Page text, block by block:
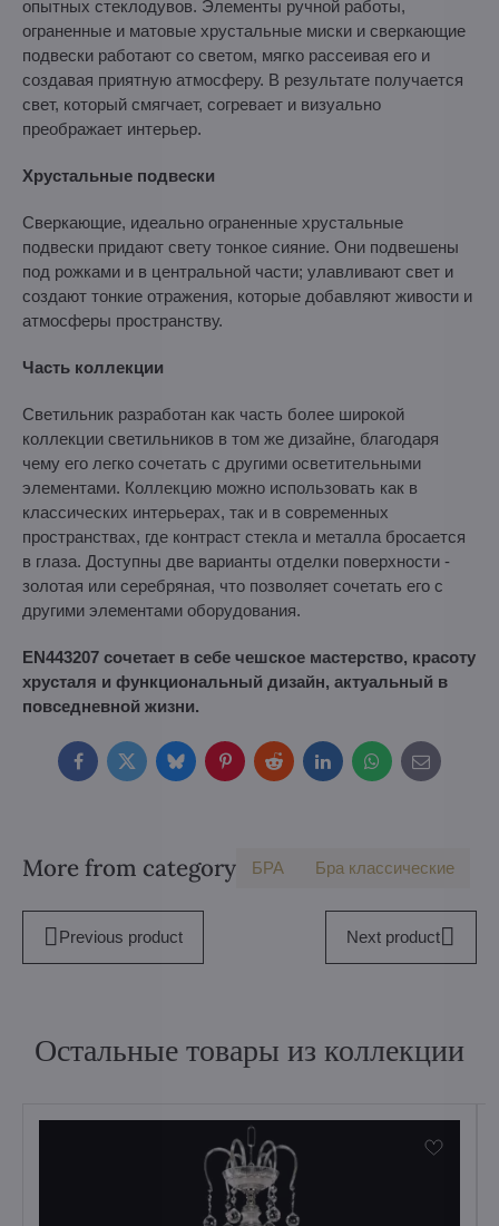
опытных стеклодувов. Элементы ручной работы,
ограненные и матовые хрустальные миски и сверкающие
подвески работают со светом, мягко рассеивая его и
создавая приятную атмосферу. В результате получается
свет, который смягчает, согревает и визуально
преображает интерьер.
Хрустальные подвески
Сверкающие, идеально ограненные хрустальные
подвески придают свету тонкое сияние. Они подвешены
под рожками и в центральной части; улавливают свет и
создают тонкие отражения, которые добавляют живости и
атмосферы пространству.
Часть коллекции
Светильник разработан как часть более широкой
коллекции светильников в том же дизайне, благодаря
чему его легко сочетать с другими осветительными
элементами. Коллекцию можно использовать как в
классических интерьерах, так и в современных
пространствах, где контраст стекла и металла бросается
в глаза. Доступны две варианты отделки поверхности -
золотая или серебряная, что позволяет сочетать его с
другими элементами оборудования.
EN443207 сочетает в себе чешское мастерство, красоту
хрусталя и функциональный дизайн, актуальный в
повседневной жизни.
FacebookTwitterBlueskyPinterestRedditLinkedInWhatsApp
E-
mail
More from category БPA Бра классические
Previous product Next product
Остальные товары из коллекции